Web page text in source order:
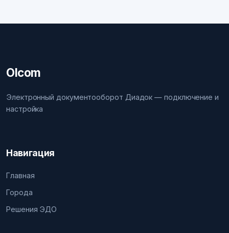
Olcom
Электронный документооборот Диадок — подключение и
настройка
Навигация
Главная
Города
Решения ЭДО